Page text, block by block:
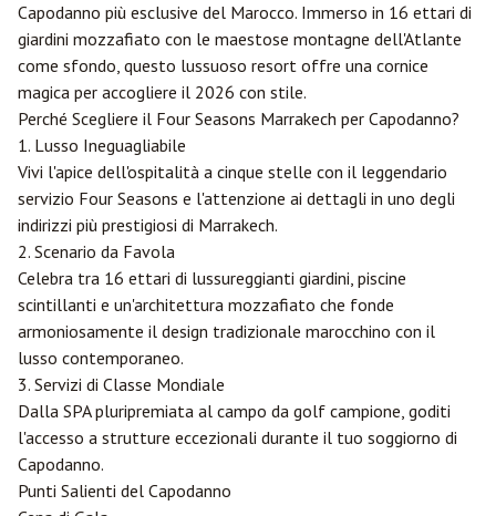
Capodanno più esclusive del Marocco. Immerso in 16 ettari di
giardini mozzafiato con le maestose montagne dell'Atlante
come sfondo, questo lussuoso resort offre una cornice
magica per accogliere il 2026 con stile.
Perché Scegliere il Four Seasons Marrakech per Capodanno?
1. Lusso Ineguagliabile
Vivi l'apice dell'ospitalità a cinque stelle con il leggendario
servizio Four Seasons e l'attenzione ai dettagli in uno degli
indirizzi più prestigiosi di Marrakech.
2. Scenario da Favola
Celebra tra 16 ettari di lussureggianti giardini, piscine
scintillanti e un'architettura mozzafiato che fonde
armoniosamente il design tradizionale marocchino con il
lusso contemporaneo.
3. Servizi di Classe Mondiale
Dalla SPA pluripremiata al campo da golf campione, goditi
l'accesso a strutture eccezionali durante il tuo soggiorno di
Capodanno.
Punti Salienti del Capodanno